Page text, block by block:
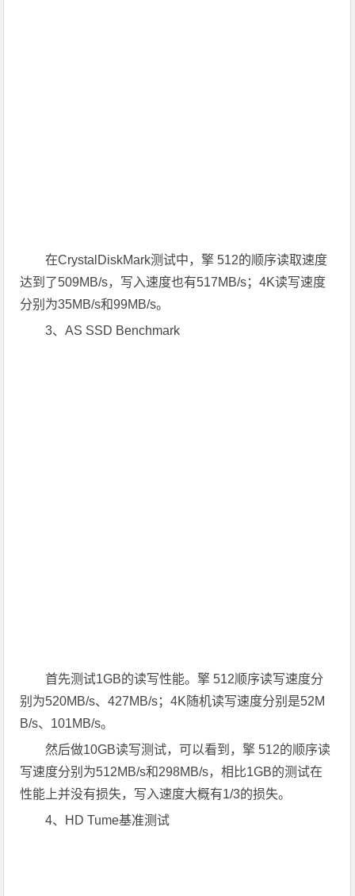
在CrystalDiskMark测试中，擎 512的顺序读取速度
达到了509MB/s，写入速度也有517MB/s；4K读写速度
分别为35MB/s和99MB/s。
3、AS SSD Benchmark
首先测试1GB的读写性能。擎 512顺序读写速度分
别为520MB/s、427MB/s；4K随机读写速度分别是52M
B/s、101MB/s。
然后做10GB读写测试，可以看到，擎 512的顺序读
写速度分别为512MB/s和298MB/s，相比1GB的测试在
性能上并没有损失，写入速度大概有1/3的损失。
4、HD Tume基准测试